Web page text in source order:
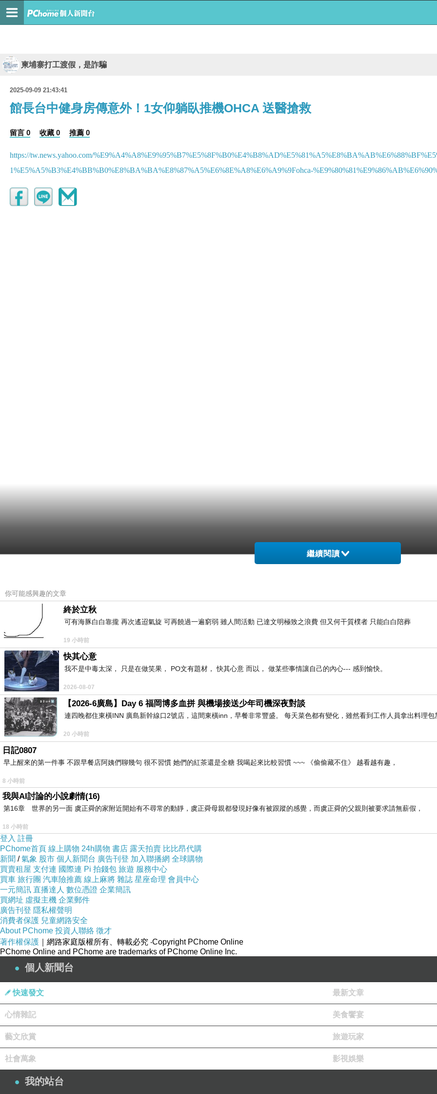
柬埔寨打工渡假，是詐騙
2025-09-09 21:43:41
館長台中健身房傳意外！1女仰躺臥推機OHCA 送醫搶救
留言 0 收藏 0 推薦 0
https://tw.news.yahoo.com/
1%E5%A5%B3%E4%BB%B0%E8%BA%BA%E8%87%A5%E6%8E%A8%E6%A9%9Fohca-
繼續閱讀
你可能感興趣的文章
終於立秋
可有海豚白白靠攏 再次遙迢氣旋 可再饒過一遍窮弱 雖人間活動 已達文明極致之浪費 但又何干質樸者 只能白白陪葬
19 小時前
快其心意
我不是中毒太深， 只是在做笑果， PO文有題材， 快其心意 而以， 做某些事情讓自己的內心--- 感到愉快。
2026-08-07
【2026-6廣島】Day 6 福岡博多血拼 與機場接送少年司機深夜對談
連四晚都住東橫INN 廣島新幹線口2號店，這間東橫inn，早餐非常豐盛。 每天菜色都有變化，雖然看到工作人員拿出料理包
20 小時前
日記0807
早上醒來的第一件事 不跟早餐店阿姨們聊幾句 很不習慣 她們的紅茶還是全糖 我喝起來比較習慣 ~~~ 《偷偷藏不住》 越看越有趣，
8 小時前
我與AI討論的小說劇情(16)
第16章 世界的另一面 虞正舜的家附近開始有不尋常的動靜，虞正舜母親都發現好像有被跟蹤的感覺，而虞正舜的父親則被要求請無薪假，
18 小時前
登入 註冊
PChome首頁 線上購物 24h購物 書店 露天拍賣 比比昂代購
新聞 /氣象 股市 個人新聞台 廣告刊登 加入聯播網 全球購物
買賣租屋 支付連 國際連 Pi 拍錢包 旅遊 服務中心
買車 旅行團 汽車險推薦 線上麻將 雜誌 星座命理 會員中心
一元簡訊 直播達人 數位憑證 企業簡訊
買網址 虛擬主機 企業郵件
廣告刊登 隱私權聲明
消費者保護 兒童網路安全
About PChome 投資人聯絡 徵才
著作權保護 ｜網路家庭版權所有、轉載必究 ‧Copyright PChome Online
PChome Online and PChome are trademarks of PChome Online Inc.
個人新聞台
快速發文 最新文章
心情雜記 美食饗宴
藝文欣賞 旅遊玩家
社會萬象 影視娛樂
我的站台